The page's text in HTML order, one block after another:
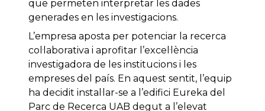
que permeten interpretar les dades
generades en les investigacions.
L’empresa aposta per potenciar la recerca
col·laborativa i aprofitar l’excel·lència
investigadora de les institucions i les
empreses del país. En aquest sentit, l’equip
ha decidit instal·lar-se a l’edifici Eureka del
Parc de Recerca UAB degut a l’elevat